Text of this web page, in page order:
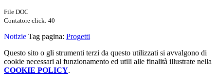
File DOC
Contatore click: 40
Notizie Tag pagina: Progetti
Questo sito o gli strumenti terzi da questo utilizzati si avvalgono di
cookie necessari al funzionamento ed utili alle finalità illustrate nella
COOKIE POLICY.